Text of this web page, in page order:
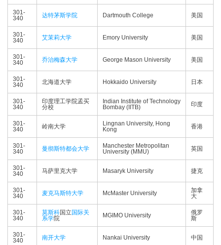
301-
340
达特茅斯学院 Dartmouth College 美国
301-
340
艾茉莉大学 Emory University 美国
301-
340
乔治梅森大学 George Mason University 美国
301-
340
北海道大学 Hokkaido University 日本
301-
340
印度理工学院孟买
分校
Indian Institute of Technology
Bombay (IITB)
印度
301-
340
岭南大学
Lingnan University, Hong
Kong
香港
301-
340
曼彻斯特都会大学
Manchester Metropolitan
University (MMU)
英国
301-
340
马萨里克大学 Masaryk University 捷克
301-
340
麦克马斯特大学 McMaster University
加拿
大
301-
340
莫斯科国立 国际关
系学院 MGIMO University
俄罗
斯
301-
340
南开大学 Nankai University 中国